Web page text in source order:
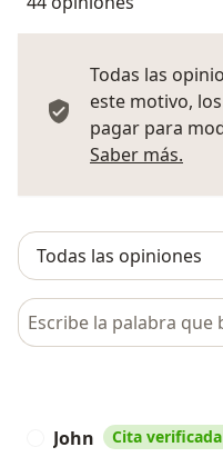
Todas las
este motivo,
pagar para
Saber más.
Busca en opiniones
John Cita verificada